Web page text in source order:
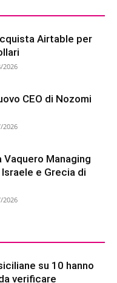
Airtable per
2026
CEO di Nozomi
2026
Vaquero Managing
e Grecia di
2026
su 10 hanno
verificare